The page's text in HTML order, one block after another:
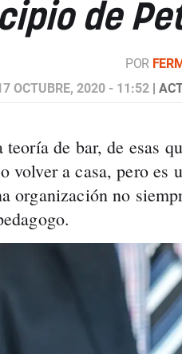
de
POR
OCTUBRE, 2020 - 11:52 |
teoría de bar, de esas
volver a casa, pero
organización no